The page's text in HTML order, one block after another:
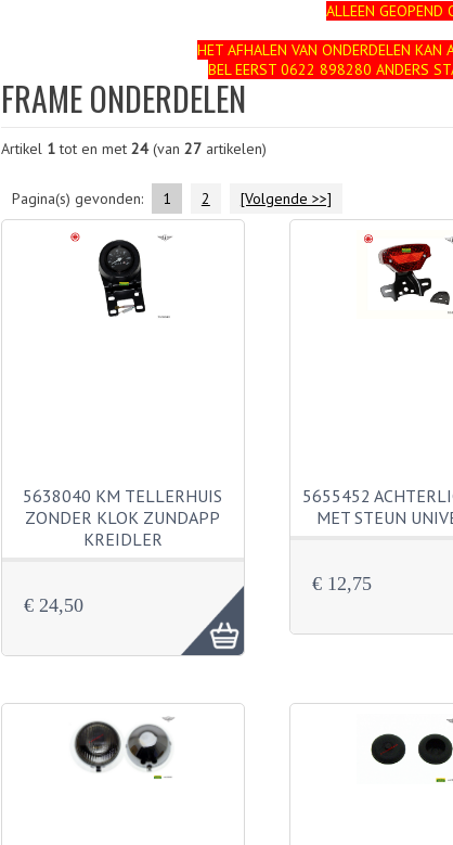
ALLEEN GEOPEND
HET AFHALEN VAN ONDERDELEN KAN
BEL EERST 0622 898280 ANDERS
FRAME ONDERDELEN
Artikel 1tot en met 24(van 27artikelen)
Pagina(s) gevonden: 1 2 [Volgende >>]
5638040 KM TELLERHUIS
ZONDER KLOK ZUNDAPP
KREIDLER
€ 24,50
5655452
MET STEUN
€ 12,75